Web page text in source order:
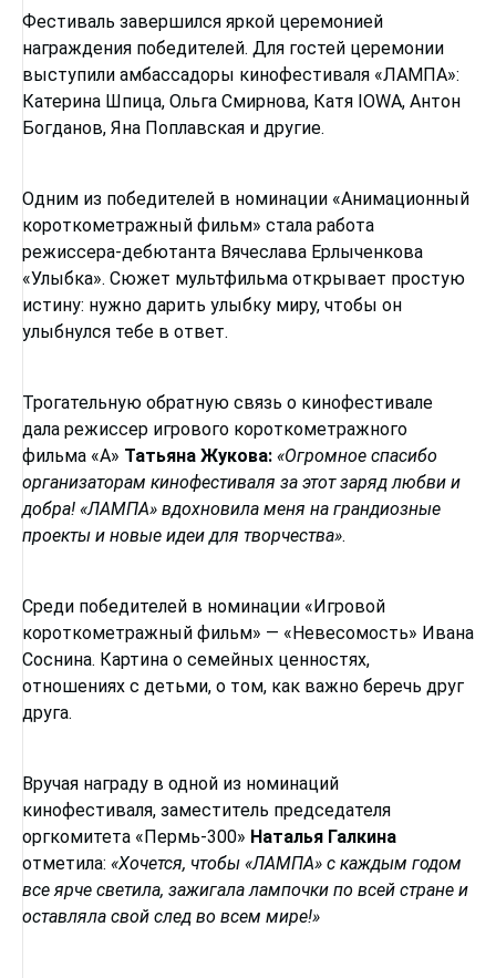
Фестиваль завершился яркой церемонией
награждения победителей. Для гостей церемонии
выступили амбассадоры кинофестиваля «ЛАМПА»:
Катерина Шпица, Ольга Смирнова, Катя IOWA, Антон
Богданов, Яна Поплавская и другие.
Одним из победителей в номинации «Анимационный
короткометражный фильм» стала работа
режиссера-дебютанта Вячеслава Ерлыченкова
«Улыбка». Сюжет мультфильма открывает простую
истину: нужно дарить улыбку миру, чтобы он
улыбнулся тебе в ответ.
Трогательную обратную связь о кинофестивале
дала режиссер игрового короткометражного
фильма «А» Татьяна Жукова: «Огромное спасибо
организаторам кинофестиваля за этот заряд любви и
добра! «ЛАМПА» вдохновила меня на грандиозные
проекты и новые идеи для творчества».
Среди победителей в номинации «Игровой
короткометражный фильм» — «Невесомость» Ивана
Соснина. Картина о семейных ценностях,
отношениях с детьми, о том, как важно беречь друг
друга.
Вручая награду в одной из номинаций
кинофестиваля, заместитель председателя
оргкомитета «Пермь-300» Наталья Галкина
отметила: «Хочется, чтобы «ЛАМПА» с каждым годом
все ярче светила, зажигала лампочки по всей стране и
оставляла свой след во всем мире!»